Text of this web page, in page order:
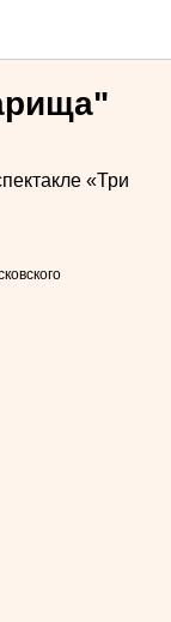
«Три